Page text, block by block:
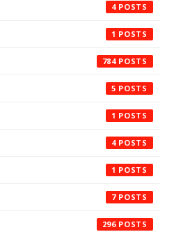
4
1
784
5
1
4
1
7
296